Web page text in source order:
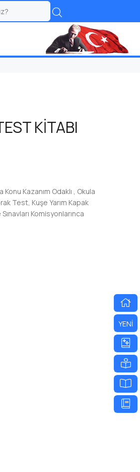
KİTABI
Kazanım Odaklı , Okula
Test, Kuşe Yarım Kapak
Komisyonlarınca
YENİ